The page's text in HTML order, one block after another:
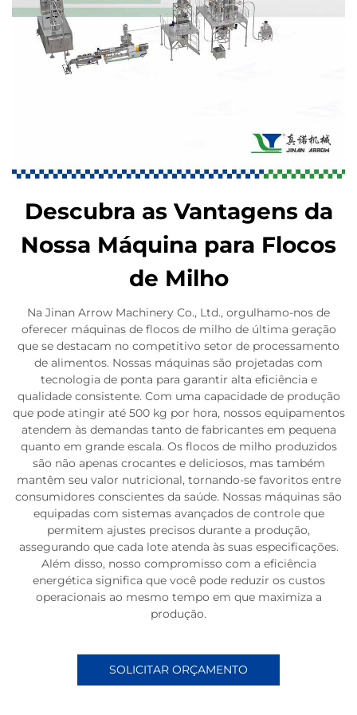
Descubra as Vantagens da
Nossa Máquina para Flocos
de Milho
Na Jinan Arrow Machinery Co., Ltd., orgulhamo-nos de
oferecer máquinas de flocos de milho de última geração
que se destacam no competitivo setor de processamento
de alimentos. Nossas máquinas são projetadas com
tecnologia de ponta para garantir alta eficiência e
qualidade consistente. Com uma capacidade de produção
que pode atingir até 500 kg por hora, nossos equipamentos
atendem às demandas tanto de fabricantes em pequena
quanto em grande escala. Os flocos de milho produzidos
são não apenas crocantes e deliciosos, mas também
mantêm seu valor nutricional, tornando-se favoritos entre
consumidores conscientes da saúde. Nossas máquinas são
equipadas com sistemas avançados de controle que
permitem ajustes precisos durante a produção,
assegurando que cada lote atenda às suas especificações.
Além disso, nosso compromisso com a eficiência
energética significa que você pode reduzir os custos
operacionais ao mesmo tempo em que maximiza a
produção.
SOLICITAR ORÇAMENTO